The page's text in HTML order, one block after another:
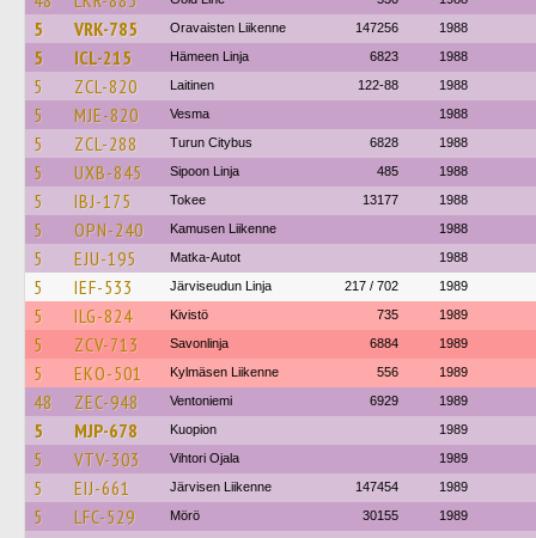
5 VRK-785 Oravaisten Liikenne 147256 1988
5 ICL-215 Hämeen Linja 6823 1988
5 ZCL-820 Laitinen 122-88 1988
5 MJE-820 Vesma 1988
5 ZCL-288 Turun Citybus 6828 1988
5 UXB-845 Sipoon Linja 485 1988
5 IBJ-175 Tokee 13177 1988
5 OPN-240 Kamusen Liikenne 1988
5 EJU-195 Matka-Autot 1988
5 IEF-533 Järviseudun Linja 217 / 702 1989
5 ILG-824 Kivistö 735 1989
5 ZCV-713 Savonlinja 6884 1989
5 EKO-501 Kylmäsen Liikenne 556 1989
48 ZEC-948 Ventoniemi 6929 1989
5 MJP-678 Kuopion 1989
5 VTV-303 Vihtori Ojala 1989
5 EIJ-661 Järvisen Liikenne 147454 1989
5 LFC-529 Mörö 30155 1989